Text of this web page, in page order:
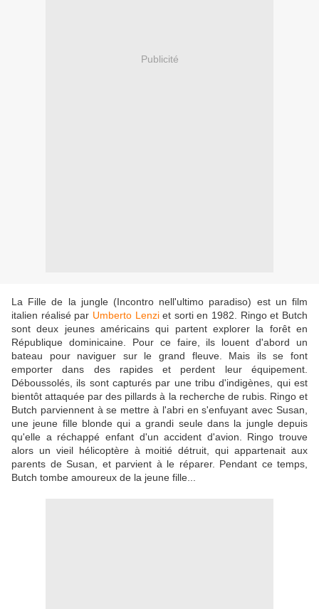
Publicité
La Fille de la jungle (Incontro nell'ultimo paradiso) est un film
italien réalisé par Umberto Lenziet sorti en 1982. Ringo et Butch
sont deux jeunes américains qui partent explorer la forêt en
République dominicaine. Pour ce faire, ils louent d'abord un
bateau pour naviguer sur le grand fleuve. Mais ils se font
emporter dans des rapides et perdent leur équipement.
Déboussolés, ils sont capturés par une tribu d'indigènes, qui est
bientôt attaquée par des pillards à la recherche de rubis. Ringo et
Butch parviennent à se mettre à l'abri en s'enfuyant avec Susan,
une jeune fille blonde qui a grandi seule dans la jungle depuis
qu'elle a réchappé enfant d'un accident d'avion. Ringo trouve
alors un vieil hélicoptère à moitié détruit, qui appartenait aux
parents de Susan, et parvient à le réparer. Pendant ce temps,
Butch tombe amoureux de la jeune fille...